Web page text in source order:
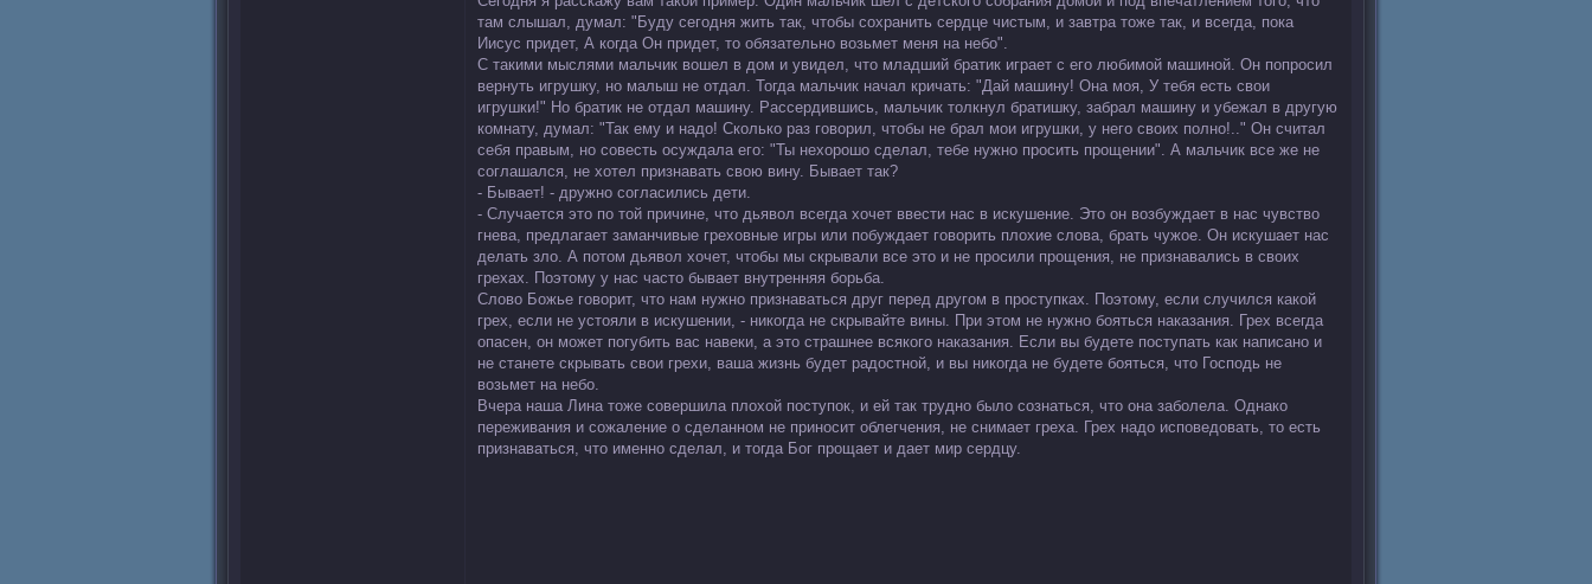
там слышал, думал: "Буду сегодня жить так, чтобы сохранить сердце чистым, и завтра тоже так, и всегда, пока
Иисус придет, А когда Он придет, то обязательно возьмет меня на небо".
С такими мыслями мальчик вошел в дом и увидел, что младший братик играет с его любимой машиной. Он попросил
вернуть игрушку, но малыш не отдал. Тогда мальчик начал кричать: "Дай машину! Она моя, У тебя есть свои
игрушки!" Но братик не отдал машину. Рассердившись, мальчик толкнул братишку, забрал машину и убежал в другую
комнату, думал: "Так ему и надо! Сколько раз говорил, чтобы не брал мои игрушки, у него своих полно!.." Он считал
себя правым, но совесть осуждала его: "Ты нехорошо сделал, тебе нужно просить прощении". А мальчик все же не
соглашался, не хотел признавать свою вину. Бывает так?
- Бывает! - дружно согласились дети.
- Случается это по той причине, что дьявол всегда хочет ввести нас в искушение. Это он возбуждает в нас чувство
гнева, предлагает заманчивые греховные игры или побуждает говорить плохие слова, брать чужое. Он искушает нас
делать зло. А потом дьявол хочет, чтобы мы скрывали все это и не просили прощения, не признавались в своих
грехах. Поэтому у нас часто бывает внутренняя борьба.
Слово Божье говорит, что нам нужно признаваться друг перед другом в проступках. Поэтому, если случился какой
грех, если не устояли в искушении, - никогда не скрывайте вины. При этом не нужно бояться наказания. Грех всегда
опасен, он может погубить вас навеки, а это страшнее всякого наказания. Если вы будете поступать как написано и
не станете скрывать свои грехи, ваша жизнь будет радостной, и вы никогда не будете бояться, что Господь не
возьмет на небо.
Вчера наша Лина тоже совершила плохой поступок, и ей так трудно было сознаться, что она заболела. Однако
переживания и сожаление о сделанном не приносит облегчения, не снимает греха. Грех надо исповедовать, то есть
признаваться, что именно сделал, и тогда Бог прощает и дает мир сердцу.